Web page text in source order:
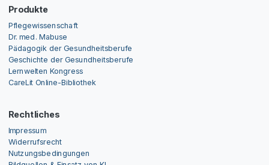
Produkte
Pflegewissenschaft
Dr. med. Mabuse
Pädagogik der Gesundheitsberufe
Geschichte der Gesundheitsberufe
Lernwelten Kongress
CareLit Online-Bibliothek
Rechtliches
Impressum
Widerrufsrecht
Nutzungsbedingungen